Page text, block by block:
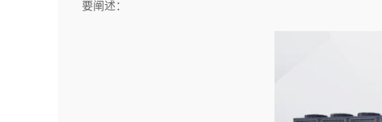
要阐述：